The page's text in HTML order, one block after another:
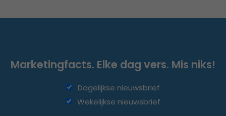
Marketingfacts. Elke dag vers. Mis niks!
Dagelijkse nieuwsbrief
Wekelijkse nieuwsbrief